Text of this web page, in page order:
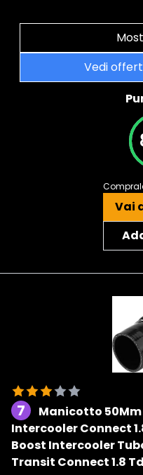
Vedi
Vai
7
Manicotto
Intercooler Connect
Boost Intercooler
Transit Connect 1.8